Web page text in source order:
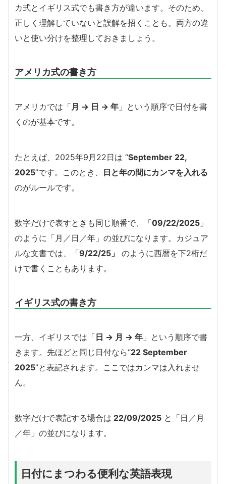
カ式とイギリス式でも書き方が違います。そのため、
正しく理解していないと誤解を招くことも。両方の違
いと使い分けを整理しておきましょう。
アメリカ式の書き方
アメリカでは「月 → 日 → 年 」という順序で日付を書
くのが基本です。
たとえば、2025年9月22日は “September 22,
2025”です。このとき、
日と年の間にカンマを入れる
のがルールです。
数字だけで表すときも同じ順番で、「09/22/2025 」
のように「月／日／年」の並びになります。カジュア
ルな文書では、「9/22/25」
のように西暦を下2桁だ
けで書くこともあります。
イギリス式の書き方
一方、イギリスでは「 日 → 月 → 年 」という順序で書
きます。先ほどと同じ日付なら“22 September
2025”と表記されます。ここではカンマは入れませ
ん。
数字だけで表記する場合は 22/09/2025 と「日／月
／年」の並びになります。
日付にまつわる便利な英語表現